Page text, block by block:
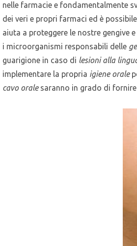
nelle farmacie e fondamentalmente
dei veri e propri farmaci ed è
aiuta a proteggere le nostre gengive
i microorganismi responsabili delle
guarigione in caso di lesioni alla
implementare la propria igiene orale
cavo oralesaranno in grado di